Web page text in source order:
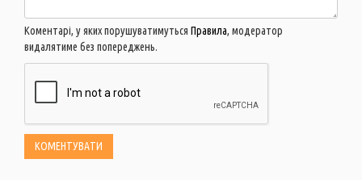
Коментарі, у яких порушуватимуться Правила, модератор
видалятиме без попереджень.